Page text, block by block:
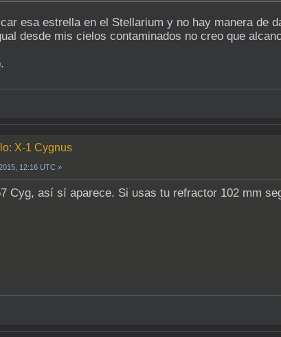
esa estrella en el Stellarium y no hay manera de
desde mis cielos contaminados no creo que
X-1 Cygnus
12:16 UTC »
Cyg, así sí aparece. Si usas tu refractor 102 mm